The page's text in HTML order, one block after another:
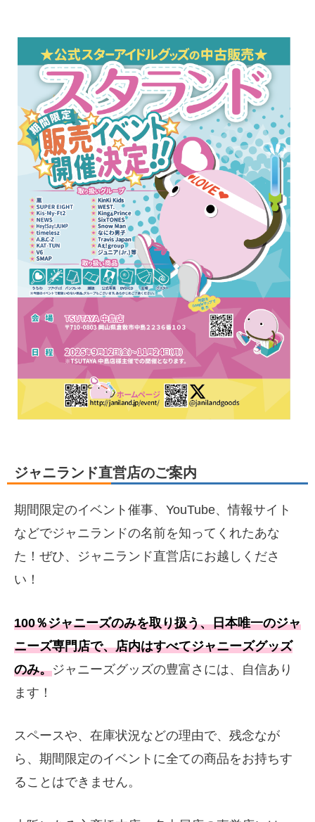
ジャニランド直営店のご案内
期間限定のイベント催事、YouTube、情報サイト
などでジャニランドの名前を知ってくれたあな
た！ぜひ、ジャニランド直営店にお越しくださ
い！
100％ジャニーズのみを取り扱う、日本唯一のジャ
ニーズ専門店で、店内はすべてジャニーズグッズ
のみ。ジャニーズグッズの豊富さには、自信あり
ます！
スペースや、在庫状況などの理由で、残念なが
ら、期間限定のイベントに全ての商品をお持ちす
ることはできません。